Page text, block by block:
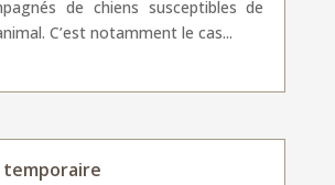
de chiens susceptibles de
C’est notamment le cas...